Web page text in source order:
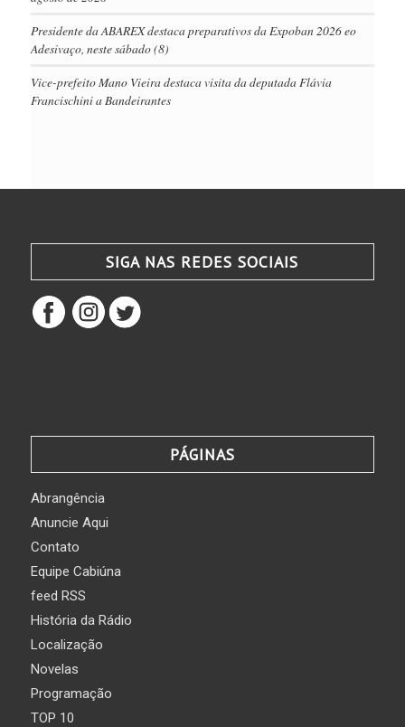
Presidente da ABAREX destaca preparativos da Expoban 2026 eo
Adesivaço, neste sábado (8)
Vice-prefeito Mano Vieira destaca visita da deputada Flávia
Francischini a Bandeirantes
SIGA NAS REDES SOCIAIS
PÁGINAS
Abrangência
Anuncie Aqui
Contato
Equipe Cabiúna
feed RSS
História da Rádio
Localização
Novelas
Programação
TOP 10